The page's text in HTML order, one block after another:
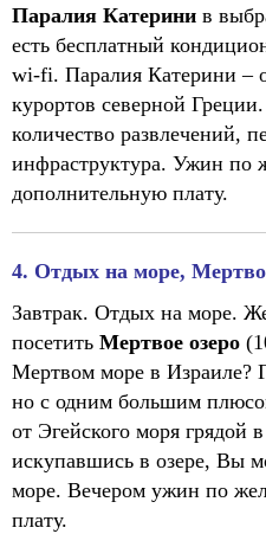
Паралия Катерини в
есть бесплатный
wi-fi. Паралия Катерини –
курортов северной
количество развлечений,
инфраструктура. Ужин по
дополнительную плату.
4. Отдых на море,
Завтрак. Отдых на море.
посетить Мертвое озеро
Мертвом море в Израиле?
но с одним большим
от Эгейского моря грядой
искупавшись в озере, Вы
море. Вечером ужин по
плату.